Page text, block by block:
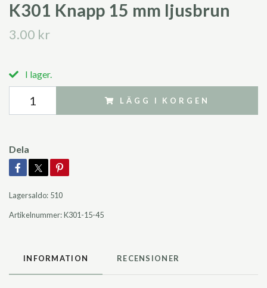
K301 Knapp 15 mm ljusbrun
3.00 kr
I lager.
LÄGG I KORGEN
Dela
Lagersaldo: 510
Artikelnummer:K301-15-45
INFORMATION RECENSIONER